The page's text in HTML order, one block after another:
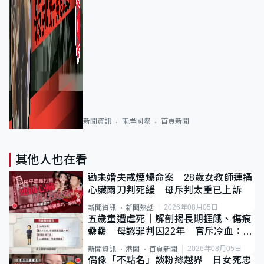
新聞資訊 兩岸國際 首頁新聞
其他人也在看
勸未婚夫戒煙爆命案 28歲女教師連捅
心臟兩刀判死緩 母斥判太重已上訴
新聞資訊 新聞熱話 2026年08月05日
五歲童遭虐死｜解剖揭長期捱餓、傷痕
纍纍 母認罪判囚22年 官斥冷血：同
類案最惡劣
新聞資訊 港聞 首頁新聞 2026年08月05日
偶像「不點名」談粉絲越界 日女死忠